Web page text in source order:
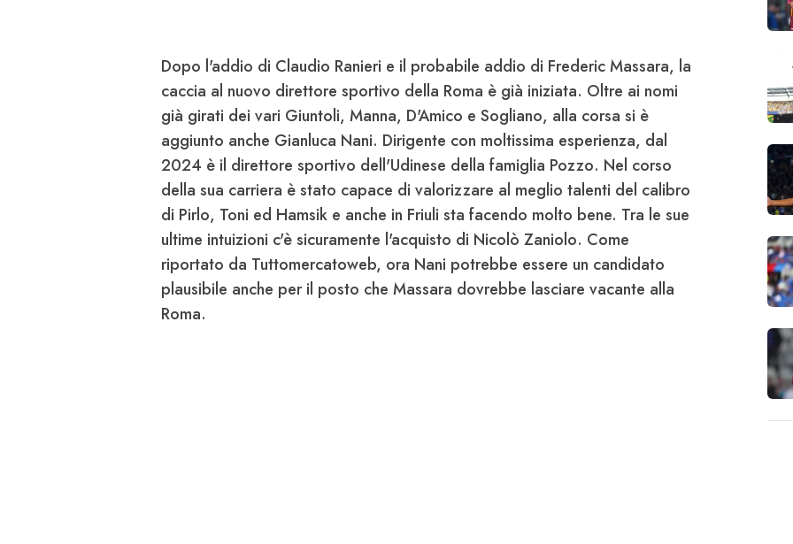
Dopo l'addio di Claudio Ranieri e il probabile addio di FredericMassara, la
caccia al nuovo direttore sportivo della Roma è già iniziata. Oltre ai nomi
già girati dei vari Giuntoli, Manna, D'Amico e Sogliano, alla corsa si è
aggiunto anche Gianluca Nani. Dirigente con moltissima esperienza, dal
2024 è il direttore sportivo dell'Udinese della famiglia Pozzo. Nel corso
della sua carriera è stato capace di valorizzare al meglio talenti del calibro
di Pirlo, Toni ed Hamsik e anche in Friuli sta facendo molto bene. Tra le sue
ultime intuizioni c'è sicuramente l'acquisto di Nicolò Zaniolo. Come
riportato da Tuttomercatoweb, ora Nani potrebbe essere un candidato
plausibile anche per il posto che Massara dovrebbe lasciare vacante alla
Roma.